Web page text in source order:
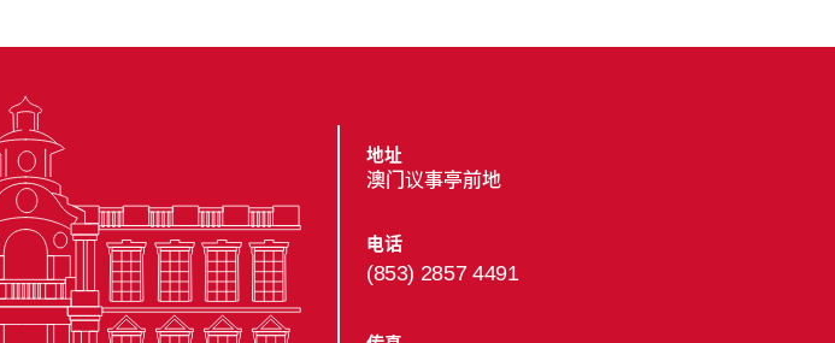
地址
澳门议事亭前地
电话
(853) 2857 4491